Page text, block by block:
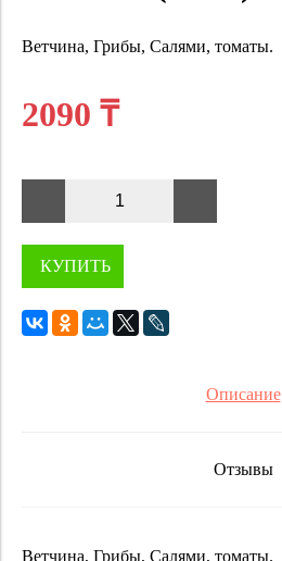
Ветчина, Грибы, Салями, томаты.
2090 ₸
КУПИТЬ
Описание
Отзывы
Ветчина, Грибы, Салями, томаты.